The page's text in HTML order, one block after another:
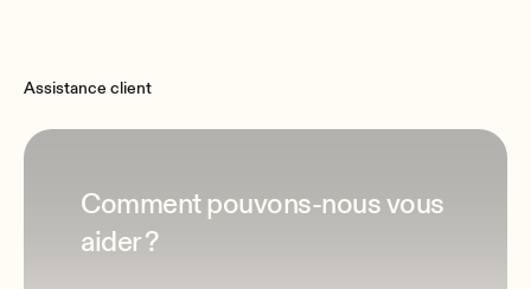
Assistance client
Comment pouvons-nous vous
aider ?